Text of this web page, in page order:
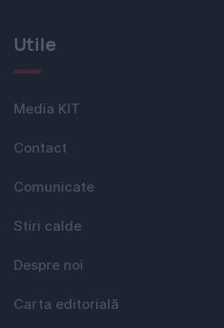
Utile
Media KIT
Contact
Comunicate
Stiri calde
Despre noi
Carta editorială